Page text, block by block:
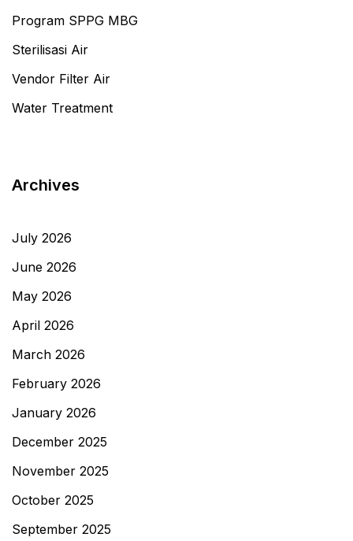
Program SPPG MBG
Sterilisasi Air
Vendor Filter Air
Water Treatment
Archives
July 2026
June 2026
May 2026
April 2026
March 2026
February 2026
January 2026
December 2025
November 2025
October 2025
September 2025